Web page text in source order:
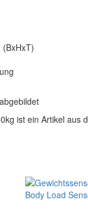
ist ein Artikel aus